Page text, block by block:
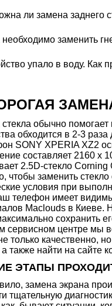
ли замена заднего
необходимо заменить
упало в воду. Как
ЗАМЕНА
обычно помогает
обходится в 2-3
SONY XPERIA XZ2
составляет 2160 х
2.5D-стекло
чтобы заменить
условия при
телефон имеет
Maclouds в Киеве.
сохранить
сервисном центре мы
только качественно,
а также найти на сайте
ЭТАПЫ ПРОХОДИТ
замена экрана
тщательную